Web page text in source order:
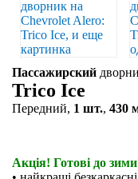
Пассажирский
Trico Ice
Передний, 1 шт., 430
Акція! Готові до